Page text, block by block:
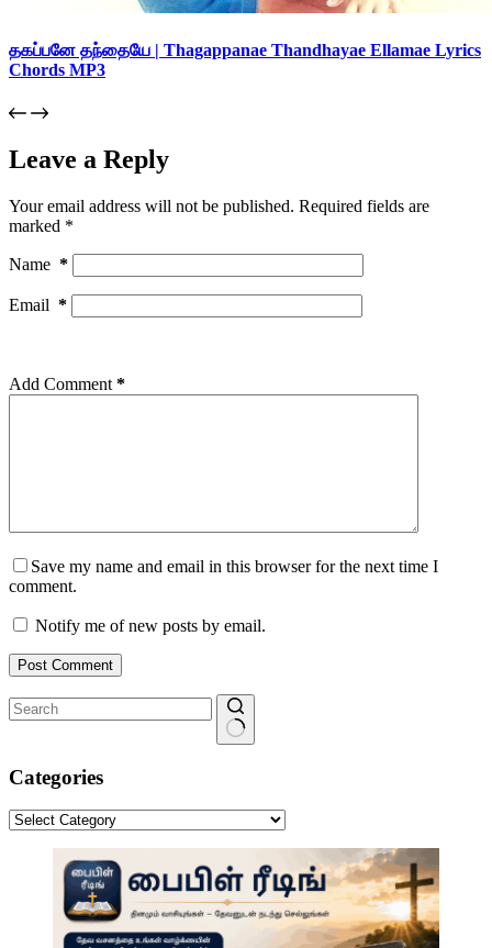
தகப்பனே தந்தையே | Thagappanae Thandhayae Ellamae Lyrics
Chords MP3
Leave a Reply
Your email address will not be published. Required fields are
marked *
Name *
Email *
Add Comment *
Save my name and email in this browser for the next time I
comment.
Notify me of new posts by email.
Post Comment
results
Categories
Categories